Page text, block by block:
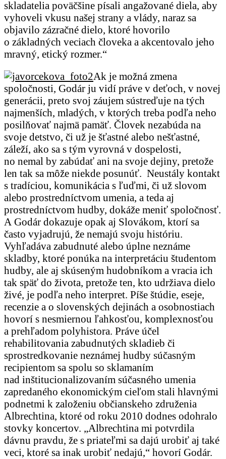
skladatelia poväčšine písali angažované diela, aby
vyhoveli vkusu našej strany a vlády, naraz sa
objavilo zázračné dielo, ktoré hovorilo
o základných veciach človeka a akcentovalo jeho
mravný, etický rozmer.“
Ak je možná zmena
spoločnosti, Godár ju vidí práve v deťoch, v novej
generácii, preto svoj záujem sústreďuje na tých
najmenších, mladých, v ktorých treba podľa neho
posilňovať najmä pamäť. Človek nezabúda na
svoje detstvo, či už je šťastné alebo nešťastné,
záleží, ako sa s tým vyrovná v dospelosti,
no nemal by zabúdať ani na svoje dejiny, pretože
len tak sa môže niekde posunúť. Neustály kontakt
s tradíciou, komunikácia s ľuďmi, či už slovom
alebo prostredníctvom umenia, a teda aj
prostredníctvom hudby, dokáže meniť spoločnosť.
A Godár dokazuje opak aj Slovákom, ktorí sa
často vyjadrujú, že nemajú svoju históriu.
Vyhľadáva zabudnuté alebo úplne neznáme
skladby, ktoré ponúka na interpretáciu študentom
hudby, ale aj skúseným hudobníkom a vracia ich
tak späť do života, pretože ten, kto udržiava dielo
živé, je podľa neho interpret. Píše štúdie, eseje,
recenzie a o slovenských dejinách a osobnostiach
hovorí s nesmiernou ľahkosťou, komplexnosťou
a prehľadom polyhistora. Práve účel
rehabilitovania zabudnutých skladieb či
sprostredkovanie neznámej hudby súčasným
recipientom sa spolu so sklamaním
nad inštitucionalizovaním súčasného umenia
zapredaného ekonomickým cieľom stali hlavnými
podnetmi k založeniu občianskeho združenia
Albrechtina, ktoré od roku 2010 dodnes odohralo
stovky koncertov. „Albrechtina mi potvrdila
dávnu pravdu, že s priateľmi sa dajú urobiť aj také
veci, ktoré sa inak urobiť nedajú,“ hovorí Godár.